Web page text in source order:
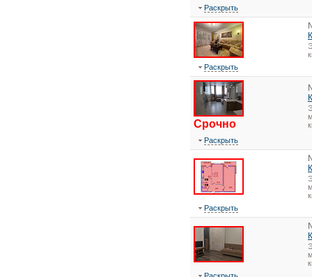
Раскрыть
Раскрыть
Срочно
Раскрыть
Раскрыть